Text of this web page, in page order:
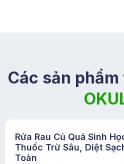
Các sản phẩm
Rửa Rau Củ Quả Sinh
Thuốc Trừ Sâu, Diệt
Toàn